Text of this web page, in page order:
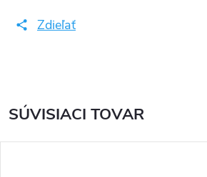
Zdieľať
SÚVISIACI TOVAR